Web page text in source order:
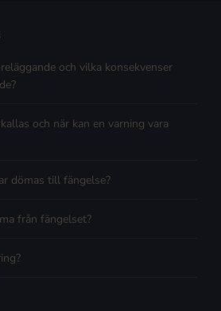
och vilka konsekvenser
och när kan en varning vara
dömas till fängelse?
från fängelset?